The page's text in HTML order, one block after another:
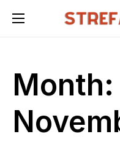
Month: